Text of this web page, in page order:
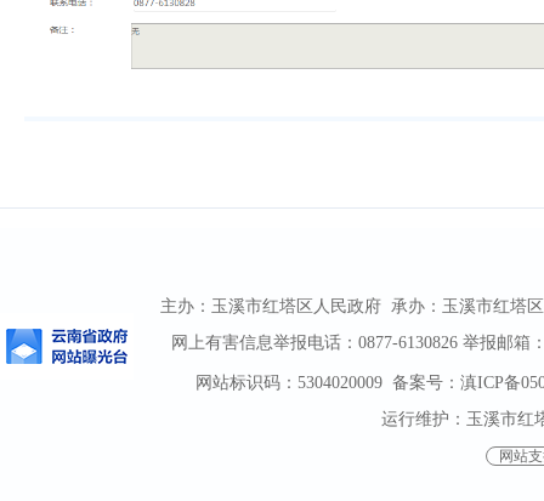
主办：玉溪市红塔区人民政府 承办：玉溪市红塔
网上有害信息举报电话：0877-6130826 举报邮箱
网站标识码：5304020009 备案号：滇ICP备
运行维护：玉溪市红
网站